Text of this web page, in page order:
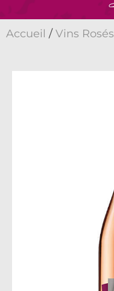
Accueil /Vins Rosés